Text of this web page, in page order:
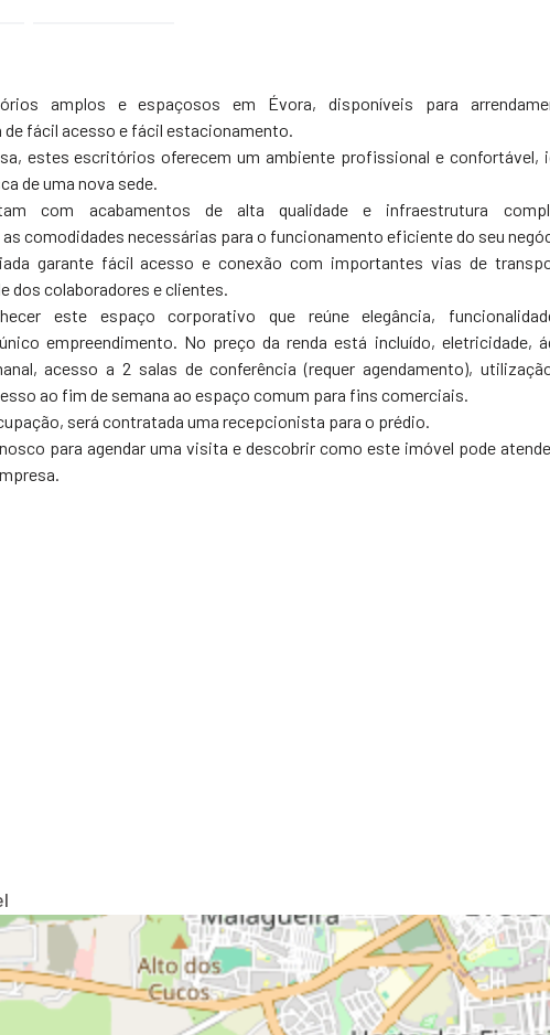
amplos e espaçosos em Évora, disponíveis para
de fácil acesso e fácil estacionamento.
estes escritórios oferecem um ambiente profissional e confortável,
de uma nova sede.
com acabamentos de alta qualidade e infraestrutura
comodidades necessárias para o funcionamento eficiente do seu
garante fácil acesso e conexão com importantes vias de
dos colaboradores e clientes.
este espaço corporativo que reúne elegância,
empreendimento. No preço da renda está incluído, eletricidade,
acesso a 2 salas de conferência (requer agendamento),
ao fim de semana ao espaço comum para fins comerciais.
será contratada uma recepcionista para o prédio.
para agendar uma visita e descobrir como este imóvel pode